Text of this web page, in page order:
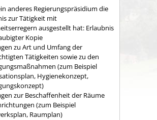
anderes Regierungspräsidium die
zur Tätigkeit mit
ausgestellt hat: Erlaubnis
Kopie
zu Art und Umfang der
Tätigkeiten sowie zu den
(zum Beispiel
Hygienekonzept,
zur Beschaffenheit der Räume
(zum Beispiel
Raumplan)